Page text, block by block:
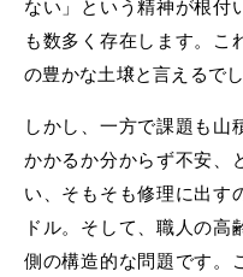
ない」という精神が根付
も数多く存在します。こ
の豊かな土壌と言えるでし
しかし、一方で課題も山
かかるか分からず不安、
い、そもそも修理に出す
ドル。そして、職人の
側の構造的な問題です。